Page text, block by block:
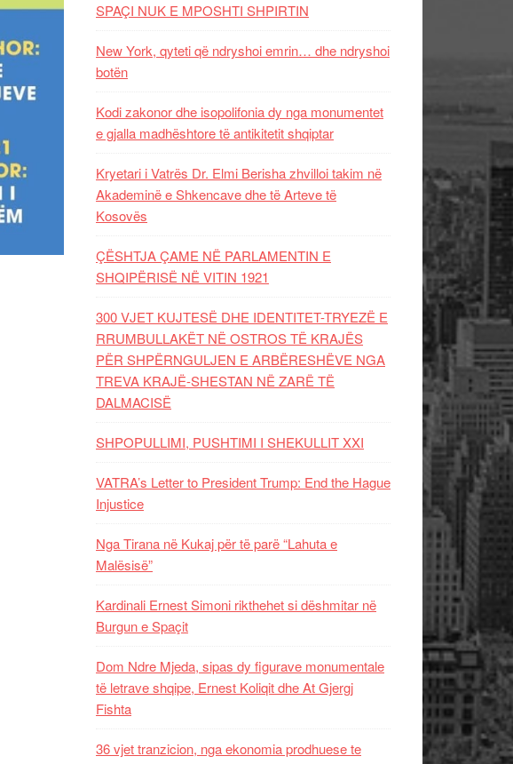
SPAÇI NUK E MPOSHTI SHPIRTIN
New York, qyteti që ndryshoi emrin… dhe ndryshoi
botën
Kodi zakonor dhe isopolifonia dy nga monumentet
e gjalla madhështore të antikitetit shqiptar
Kryetari i Vatrës Dr. Elmi Berisha zhvilloi takim në
Akademinë e Shkencave dhe të Arteve të
Kosovës
ÇËSHTJA ÇAME NË PARLAMENTIN E
SHQIPËRISË NË VITIN 1921
300 VJET KUJTESË DHE IDENTITET-TRYEZË E
RRUMBULLAKËT NË OSTROS TË KRAJËS
PËR SHPËRNGULJEN E ARBËRESHËVE NGA
TREVA KRAJË-SHESTAN NË ZARË TË
DALMACISË
SHPOPULLIMI, PUSHTIMI I SHEKULLIT XXI
VATRA’s Letter to President Trump: End the Hague
Injustice
Nga Tirana në Kukaj për të parë “Lahuta e
Malësisë”
Kardinali Ernest Simoni rikthehet si dëshmitar në
Burgun e Spaçit
Dom Ndre Mjeda, sipas dy figurave monumentale
të letrave shqipe, Ernest Koliqit dhe At Gjergj
Fishta
36 vjet tranzicion, nga ekonomia prodhuese te